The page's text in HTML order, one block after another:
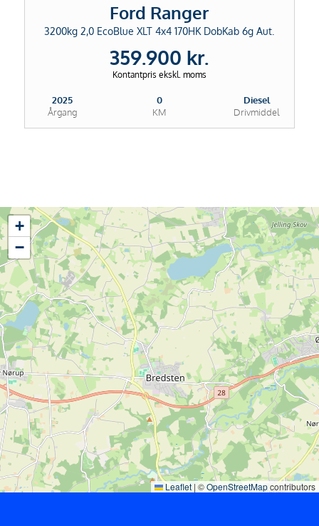
Ford Ranger
3200kg 2,0 EcoBlue XLT 4x4 170HK DobKab 6g Aut.
359.900 kr.
Kontantpris ekskl. moms
2025
Årgang
0
KM
Diesel
Drivmiddel
+
−
Leaflet | ©OpenStreetMapcontributors